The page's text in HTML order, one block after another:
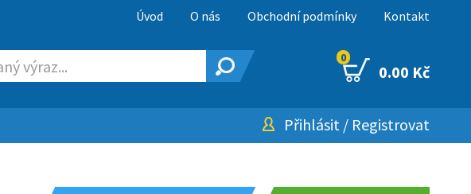
Úvod O nás Obchodní podmínky Kontakt
0
0.00 Kč
Přihlásit / Registrovat